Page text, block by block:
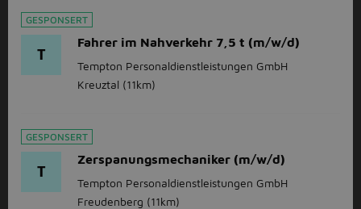
GESPONSERT
T
Fahrer im Nahverkehr 7,5 t (m/w/d)
Tempton Personaldienstleistungen GmbH
Kreuztal (11km)
GESPONSERT
T
Zerspanungsmechaniker (m/w/d)
Tempton Personaldienstleistungen GmbH
Freudenberg (11km)